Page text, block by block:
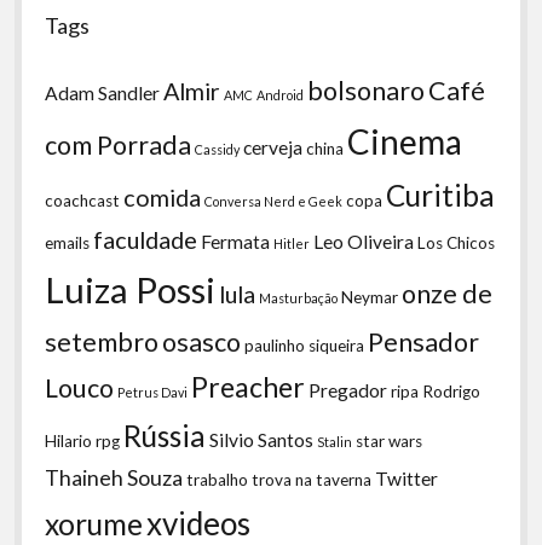
Tags
Adam Sandler Almir AMC Android bolsonaroCafé
com Porrada Cassidy cervejachina Cinema
coachcast comida Conversa Nerd e Geek copa Curitiba
emails faculdade Fermata Hitler Leo OliveiraLos Chicos
Luiza Possi lula Masturbação Neymar onze de
setembroosasco paulinho siqueira Pensador
Louco Petrus Davi Preacher Pregadorripa Rodrigo
Hilario rpg Rússia Silvio Santos Stalin star wars
Thaineh Souza trabalho trova na taverna Twitter
xorumexvideos